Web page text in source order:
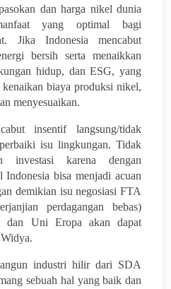
dan harga nikel dunia
yang optimal bagi
Jika Indonesia mencabut
bersih serta menaikkan
hidup, dan ESG, yang
biaya produksi nikel,
menyesuaikan.
insentif langsung/tidak
isu lingkungan. Tidak
investasi karena dengan
bisa menjadi acuan
demikian isu negosiasi FTA
perdagangan bebas)
dan Uni Eropa akan dapat
industri hilir dari SDA
sebuah hal yang baik dan